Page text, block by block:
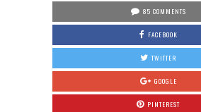
85 COMMENTS
FACEBOOK
TWITTER
GOOGLE
PINTEREST